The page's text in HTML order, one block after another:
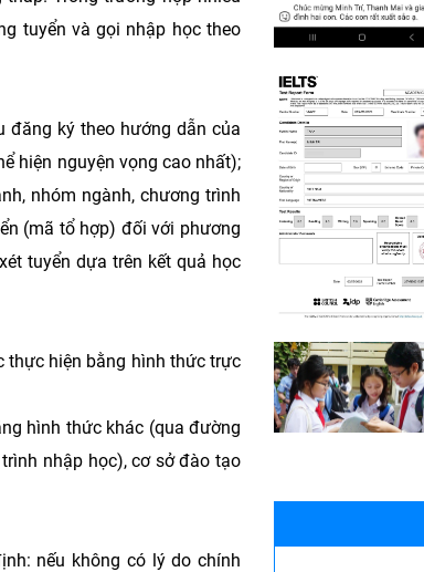
tuyển và gọi nhập học theo
đăng ký theo hướng dẫn của
hiện nguyện vọng cao nhất);
nhóm ngành, chương trình
(mã tổ hợp) đối với phương
tuyển dựa trên kết quả học
thực hiện bằng hình thức trực
hình thức khác (qua đường
nhập học), cơ sở đào tạo
nếu không có lý do chính